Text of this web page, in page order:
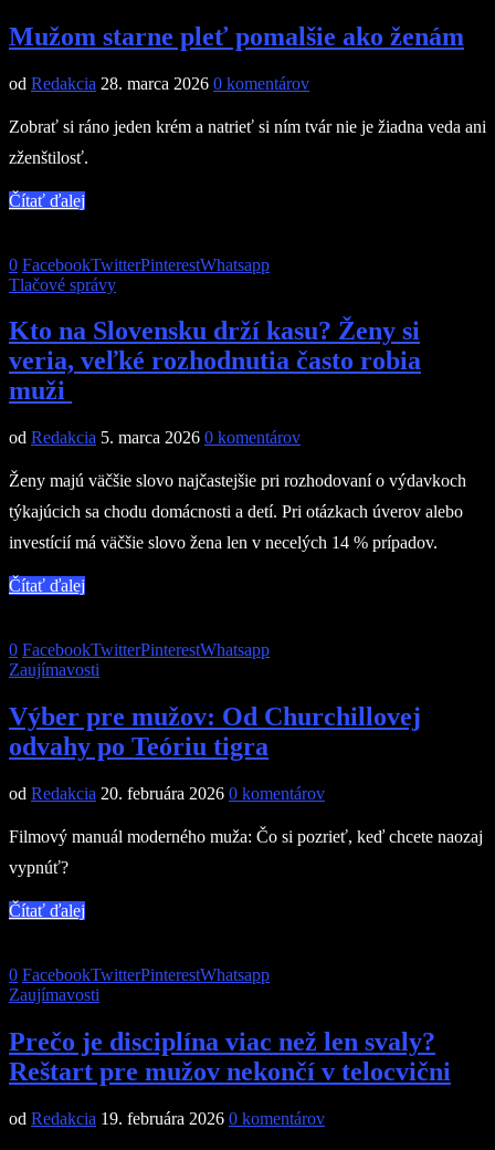
Mužom starne pleť pomalšie ako ženám
od Redakcia 28. marca 2026 0 komentárov
Zobrať si ráno jeden krém a natrieť si ním tvár nie je žiadna veda ani
zženštilosť.
Čítať ďalej
0 FacebookTwitterPinterestWhatsapp
Tlačové správy
Kto na Slovensku drží kasu? Ženy si
veria, veľké rozhodnutia často robia
muži
od Redakcia 5. marca 2026 0 komentárov
Ženy majú väčšie slovo najčastejšie pri rozhodovaní o výdavkoch
týkajúcich sa chodu domácnosti a detí. Pri otázkach úverov alebo
investícií má väčšie slovo žena len v necelých 14 % prípadov.
Čítať ďalej
0 FacebookTwitterPinterestWhatsapp
Zaujímavosti
Výber pre mužov: Od Churchillovej
odvahy po Teóriu tigra
od Redakcia 20. februára 2026 0 komentárov
Filmový manuál moderného muža: Čo si pozrieť, keď chcete naozaj
vypnúť?
Čítať ďalej
0 FacebookTwitterPinterestWhatsapp
Zaujímavosti
Prečo je disciplína viac než len svaly?
Reštart pre mužov nekončí v telocvični
od Redakcia 19. februára 2026 0 komentárov